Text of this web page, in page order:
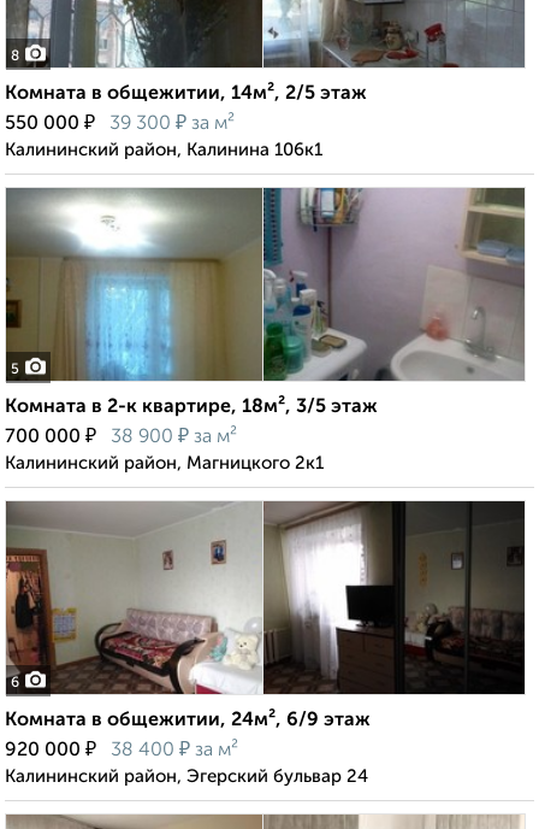
8
Комната в общежитии, 14м², 2/5 этаж
550 000 ₽ 39 300 ₽ за м²
Калининский район, Калинина 106к1
5
Комната в 2-к квартире, 18м², 3/5 этаж
700 000 ₽ 38 900 ₽ за м²
Калининский район, Магницкого 2к1
6
Комната в общежитии, 24м², 6/9 этаж
920 000 ₽ 38 400 ₽ за м²
Калининский район, Эгерский бульвар 24